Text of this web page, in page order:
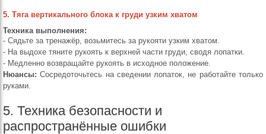
5. Тяга вертикального блока к груди узким хватом
Техника выполнения:
- Сядьте за тренажёр, возьмитесь за рукояти узким хватом.
- На выдохе тяните рукоять к верхней части груди, сводя лопатки.
- Медленно возвращайте рукоять в исходное положение.
Нюансы: Сосредоточьтесь на сведении лопаток, не работайте только
руками.
5. Техника безопасности и
распространённые ошибки